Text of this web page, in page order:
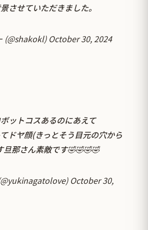
させていただきました。
(@shakokl) October 30, 2024
ットコスあるのにあえて
ドヤ顔(きっとそう目元の穴から
旦那さん素敵です🤣🤣🤣🤣
October 30,